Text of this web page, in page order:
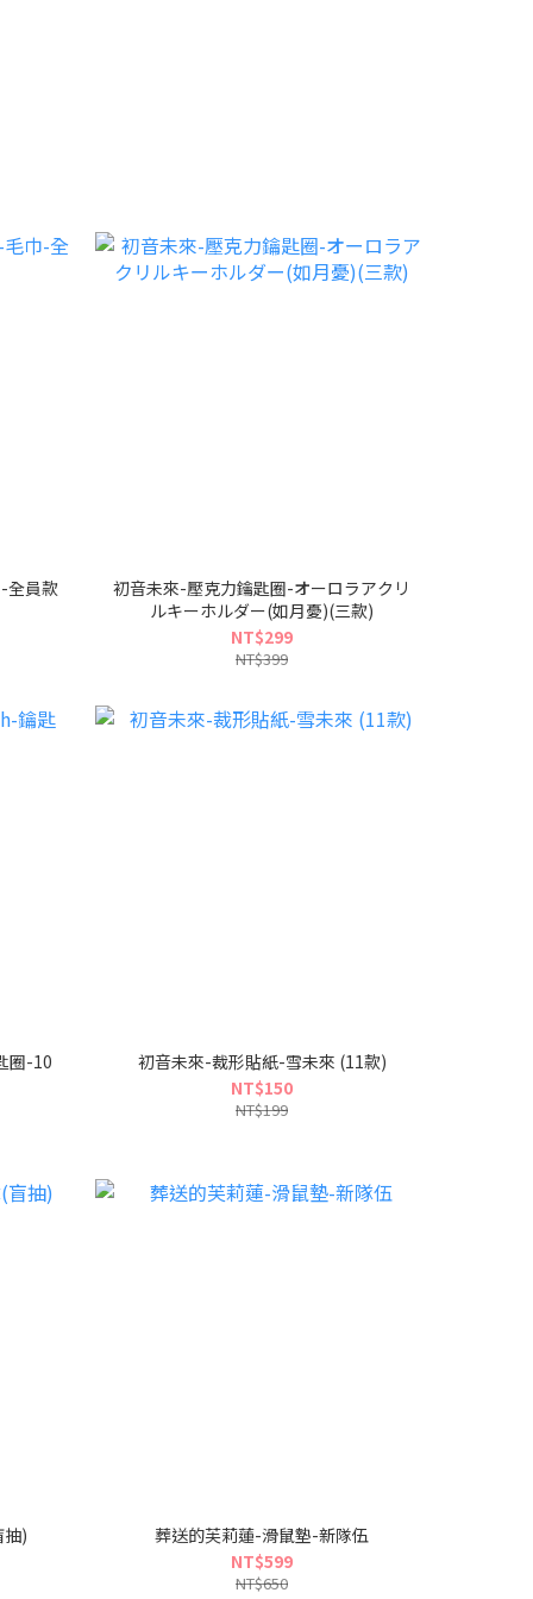
全員款
初音未來-壓克力鑰匙圈-オーロラアクリ
ルキーホルダー(如月憂)(三款)
NT$299
NT$399
圈-10
初音未來-裁形貼紙-雪未來 (11款)
NT$150
NT$199
)
葬送的芙莉蓮-滑鼠墊-新隊伍
NT$599
NT$650